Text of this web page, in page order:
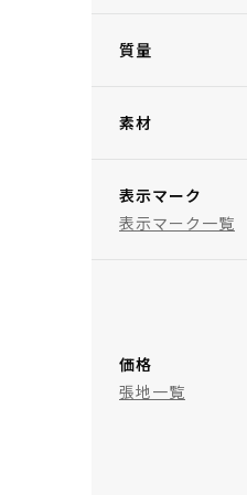
質量
素材
表示マーク
表示マーク一覧
価格
張地一覧